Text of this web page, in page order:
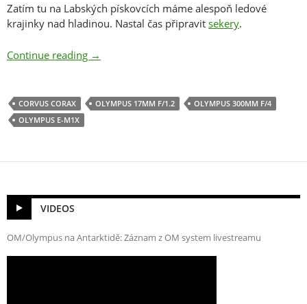
Zatím tu na Labských pískovcích máme alespoň ledové
krajinky nad hladinou. Nastal čas připravit sekery.
Continue reading Ice Freediving 2020?
→
CORVUS CORAX OLYMPUS 17MM F/1.2
OLYMPUS 300MM F/4
OLYMPUS E-M1X
VIDEOS
OM/Olympus na Antarktidě: Záznam z OM system livestreamu